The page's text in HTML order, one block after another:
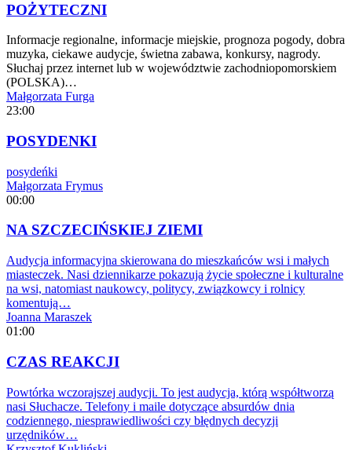
POŻYTECZNI
Informacje regionalne, informacje miejskie, prognoza pogody, dobra
muzyka, ciekawe audycje, świetna zabawa, konkursy, nagrody.
Słuchaj przez internet lub w województwie zachodniopomorskiem
(POLSKA)…
Małgorzata Furga
23:00
POSYDENKI
posydeńki
Małgorzata Frymus
00:00
NA SZCZECIŃSKIEJ ZIEMI
Audycja informacyjna skierowana do mieszkańców wsi i małych
miasteczek. Nasi dziennikarze pokazują życie społeczne i kulturalne
na wsi, natomiast naukowcy, politycy, związkowcy i rolnicy
komentują…
Joanna Maraszek
01:00
CZAS REAKCJI
Powtórka wczorajszej audycji. To jest audycja, którą współtworzą
nasi Słuchacze. Telefony i maile dotyczące absurdów dnia
codziennego, niesprawiedliwości czy błędnych decyzji
urzędników…